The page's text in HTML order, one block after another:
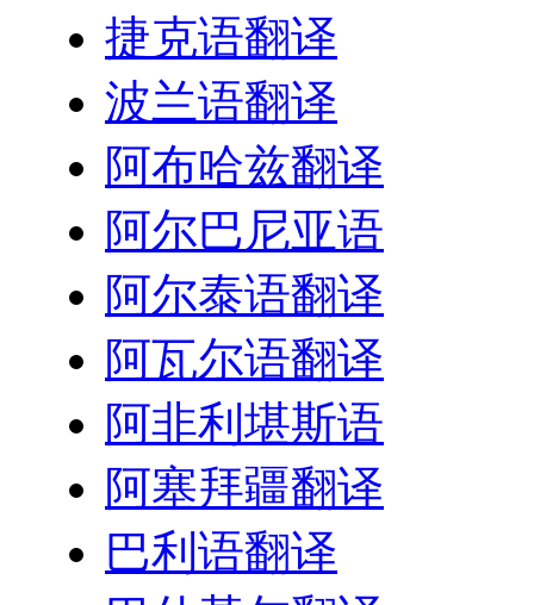
捷克语翻译
波兰语翻译
阿布哈兹翻译
阿尔巴尼亚语
阿尔泰语翻译
阿瓦尔语翻译
阿非利堪斯语
阿塞拜疆翻译
巴利语翻译